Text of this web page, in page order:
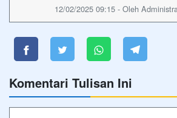
12/02/2025 09:15 - Oleh
Komentari Tulisan Ini